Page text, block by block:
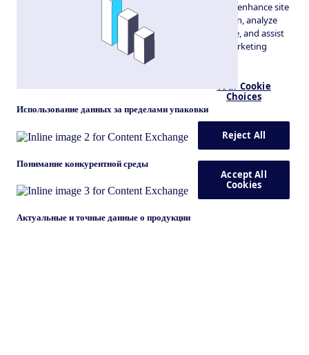
Использование данных за пределами упаковки
Понимание конкурентной среды
Актуальные и точные данные о продукции